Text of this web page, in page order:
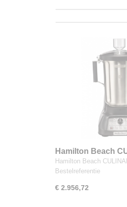
Hamilton Beach
BLENDER
Hamilton Beach
Bestelreferentie
€ 2.956,72